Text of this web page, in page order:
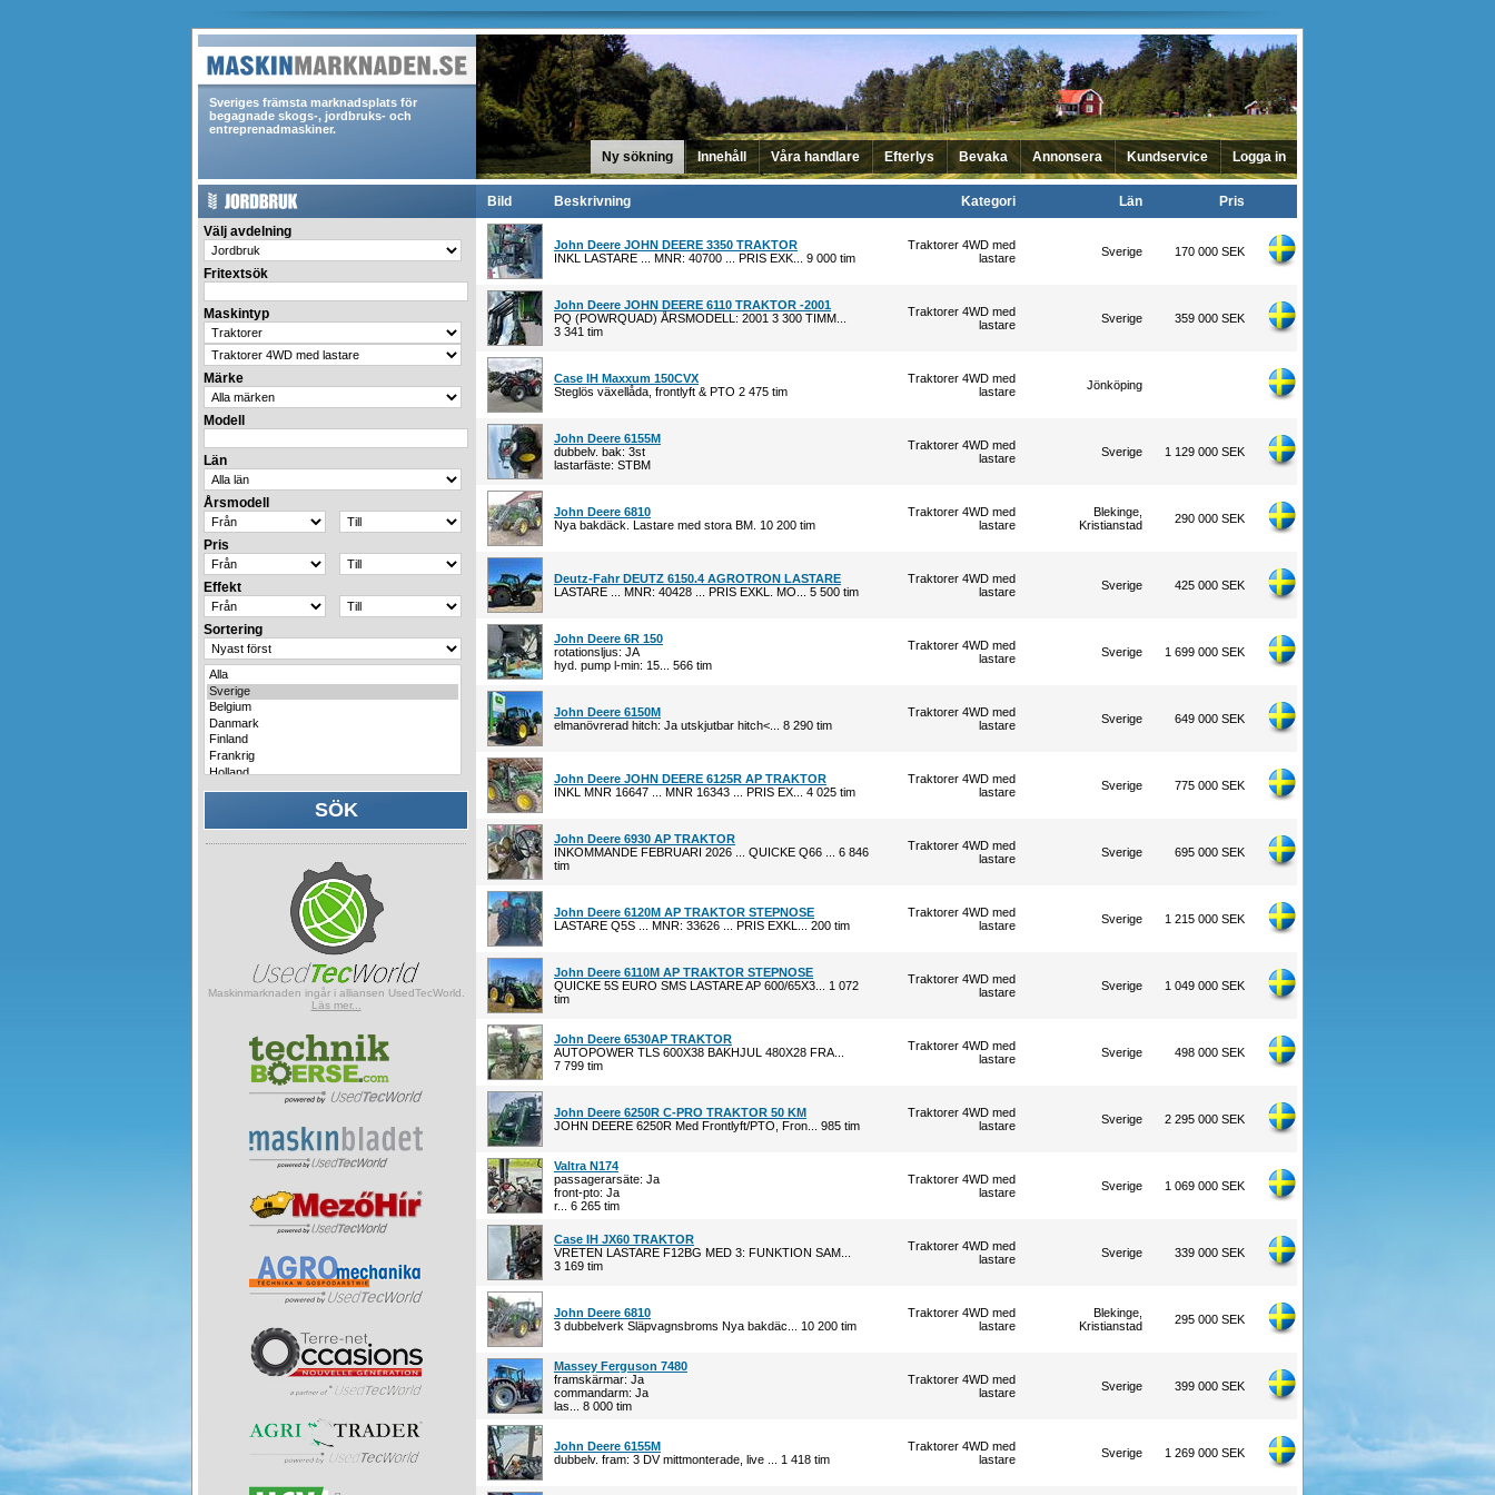
Sveriges främsta marknadsplats för
begagnade skogs-, jordbruks- och
entreprenadmaskiner.
Ny sökning Innehåll Våra handlare Efterlys Bevaka Annonsera Kundservice Logga in
Välj avdelning
Fritextsök
Maskintyp
Märke
Modell
Län
Årsmodell
Pris
Effekt
Sortering
Maskinmarknaden ingår i alliansen UsedTecWorld.
Läs mer...
Bild Beskrivning Kategori Län Pris
John Deere JOHN DEERE 3350 TRAKTOR
INKL LASTARE ... MNR: 40700 ... PRIS EXK... 9 000 tim
Traktorer 4WD med
lastare
Sverige 170 000 SEK
John Deere JOHN DEERE 6110 TRAKTOR -2001
PQ (POWRQUAD) ÅRSMODELL: 2001 3 300 TIMM...
3 341 tim
Traktorer 4WD med
lastare
Sverige 359 000 SEK
Case IH Maxxum 150CVX
Steglös växellåda, frontlyft & PTO 2 475 tim
Traktorer 4WD med
lastare
Jönköping
John Deere 6155M
dubbelv. bak: 3st
lastarfäste: STBM
Traktorer 4WD med
lastare
Sverige 1 129 000 SEK
John Deere 6810
Nya bakdäck. Lastare med stora BM. 10 200 tim
Traktorer 4WD med
lastare
Blekinge,
Kristianstad
290 000 SEK
Deutz-Fahr DEUTZ 6150.4 AGROTRON LASTARE
LASTARE ... MNR: 40428 ... PRIS EXKL. MO... 5 500 tim
Traktorer 4WD med
lastare
Sverige 425 000 SEK
John Deere 6R 150
rotationsljus: JA
hyd. pump l-min: 15... 566 tim
Traktorer 4WD med
lastare
Sverige 1 699 000 SEK
John Deere 6150M
elmanövrerad hitch: Ja utskjutbar hitch<... 8 290 tim
Traktorer 4WD med
lastare
Sverige 649 000 SEK
John Deere JOHN DEERE 6125R AP TRAKTOR
INKL MNR 16647 ... MNR 16343 ... PRIS EX... 4 025 tim
Traktorer 4WD med
lastare
Sverige 775 000 SEK
John Deere 6930 AP TRAKTOR
INKOMMANDE FEBRUARI 2026 ... QUICKE Q66 ... 6 846
tim
Traktorer 4WD med
lastare
Sverige 695 000 SEK
John Deere 6120M AP TRAKTOR STEPNOSE
LASTARE Q5S ... MNR: 33626 ... PRIS EXKL... 200 tim
Traktorer 4WD med
lastare
Sverige 1 215 000 SEK
John Deere 6110M AP TRAKTOR STEPNOSE
QUICKE 5S EURO SMS LASTARE AP 600/65X3... 1 072
tim
Traktorer 4WD med
lastare
Sverige 1 049 000 SEK
John Deere 6530AP TRAKTOR
AUTOPOWER TLS 600X38 BAKHJUL 480X28 FRA...
7 799 tim
Traktorer 4WD med
lastare
Sverige 498 000 SEK
John Deere 6250R C-PRO TRAKTOR 50 KM
JOHN DEERE 6250R Med Frontlyft/PTO, Fron... 985 tim
Traktorer 4WD med
lastare
Sverige 2 295 000 SEK
Valtra N174
passagerarsäte: Ja
front-pto: Ja
r... 6 265 tim
Traktorer 4WD med
lastare
Sverige 1 069 000 SEK
Case IH JX60 TRAKTOR
VRETEN LASTARE F12BG MED 3: FUNKTION SAM...
3 169 tim
Traktorer 4WD med
lastare
Sverige 339 000 SEK
John Deere 6810
3 dubbelverk Släpvagnsbroms Nya bakdäc... 10 200 tim
Traktorer 4WD med
lastare
Blekinge,
Kristianstad
295 000 SEK
Massey Ferguson 7480
framskärmar: Ja
commandarm: Ja
las... 8 000 tim
Traktorer 4WD med
lastare
Sverige 399 000 SEK
John Deere 6155M
dubbelv. fram: 3 DV mittmonterade, live ... 1 418 tim
Traktorer 4WD med
lastare
Sverige 1 269 000 SEK